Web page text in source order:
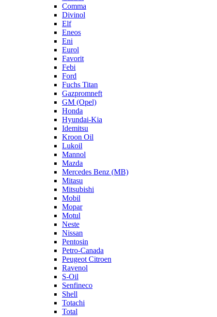
Comma
Divinol
Elf
Eneos
Eni
Eurol
Favorit
Febi
Ford
Fuchs Titan
Gazpromneft
GM (Opel)
Honda
Hyundai-Kia
Idemitsu
Kroon Oil
Lukoil
Mannol
Mazda
Mercedes Benz (MB)
Mitasu
Mitsubishi
Mobil
Mopar
Motul
Neste
Nissan
Pentosin
Petro-Canada
Peugeot Citroen
Ravenol
S-Oil
Senfineco
Shell
Totachi
Total